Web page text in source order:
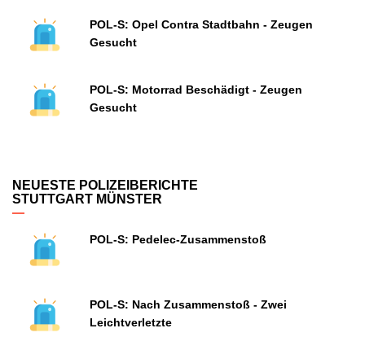
POL-S: Opel Contra Stadtbahn - Zeugen
Gesucht
POL-S: Motorrad Beschädigt - Zeugen
Gesucht
NEUESTE POLIZEIBERICHTE
STUTTGART MÜNSTER
POL-S: Pedelec-Zusammenstoß
POL-S: Nach Zusammenstoß - Zwei
Leichtverletzte